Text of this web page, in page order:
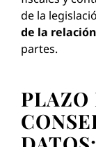
de la
de la
partes.
PLAZO